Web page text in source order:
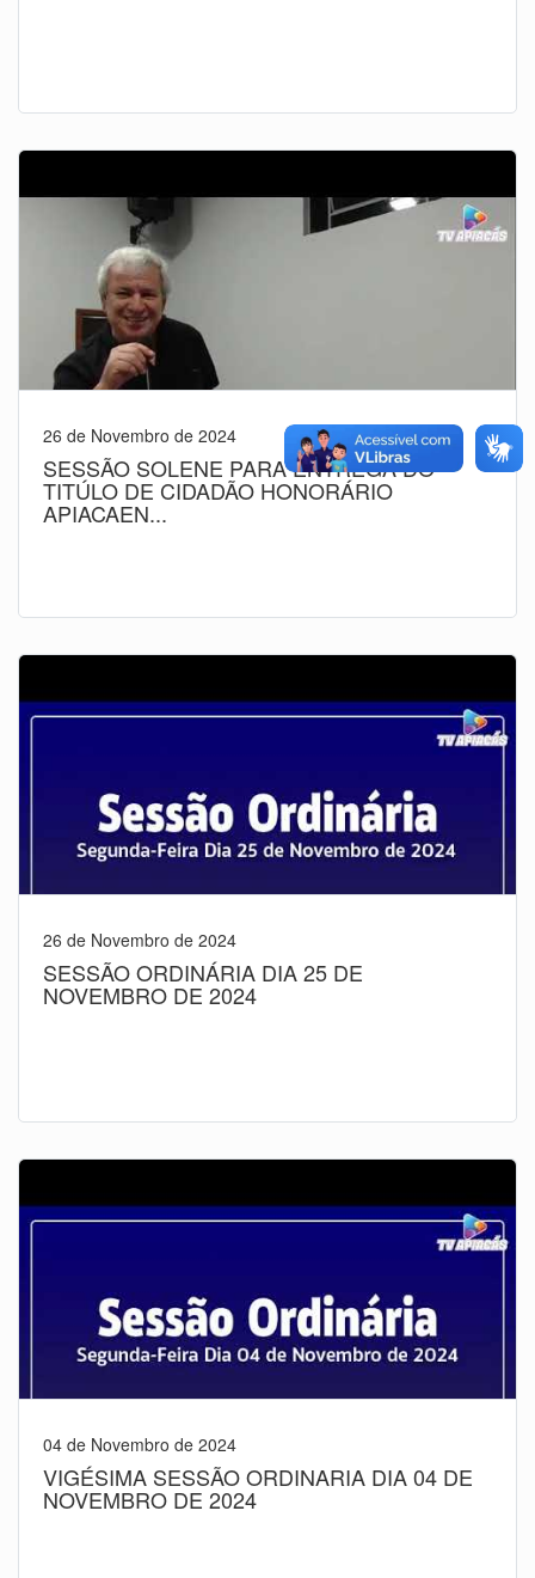
26 de Novembro de 2024
SESSÃO SOLENE PARA ENTREGA DO
TITÚLO DE CIDADÃO HONORÁRIO
APIACAEN...
26 de Novembro de 2024
SESSÃO ORDINÁRIA DIA 25 DE
NOVEMBRO DE 2024
04 de Novembro de 2024
VIGÉSIMA SESSÃO ORDINARIA DIA 04 DE
NOVEMBRO DE 2024